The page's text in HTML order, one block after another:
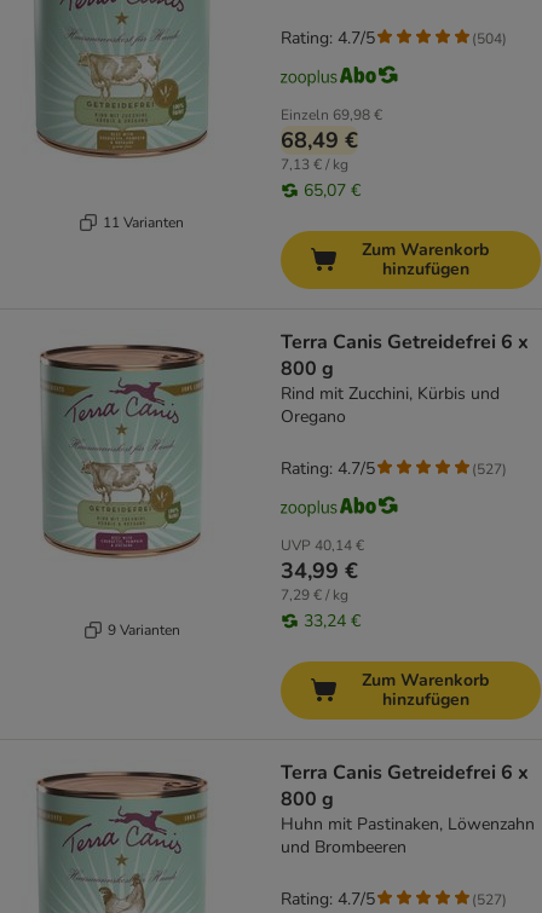
11 Varianten
Einzeln 69,98 €
68,49 €
7,13 € / kg
65,07 €
Rating: 4.7/5 (504)
Zum Warenkorb
hinzufügen
9 Varianten
Terra Canis Getreidefrei 6 x
800 g
Rind mit Zucchini, Kürbis und
Oregano
UVP 40,14 €
34,99 €
7,29 € / kg
33,24 €
Rating: 4.7/5 (527)
Zum Warenkorb
hinzufügen
Terra Canis Getreidefrei 6 x
800 g
Huhn mit Pastinaken, Löwenzahn
und Brombeeren
Rating: 4.7/5 (527)